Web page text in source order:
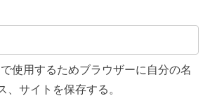
使用するためブラウザーに自分の名
、サイトを保存する。